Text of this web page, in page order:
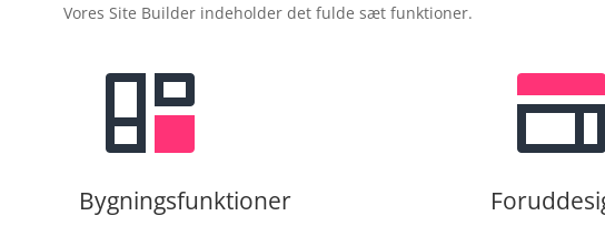
Vores Site Builder indeholder det fulde sæt funktioner.
Bygningsfunktioner